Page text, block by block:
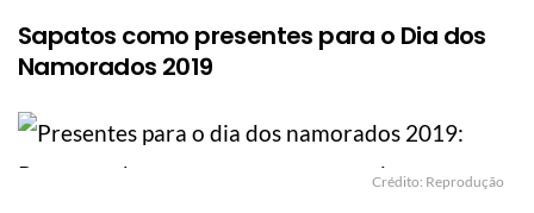
Sapatos como presentes para o Dia dos
Namorados 2019
Crédito: Reprodução